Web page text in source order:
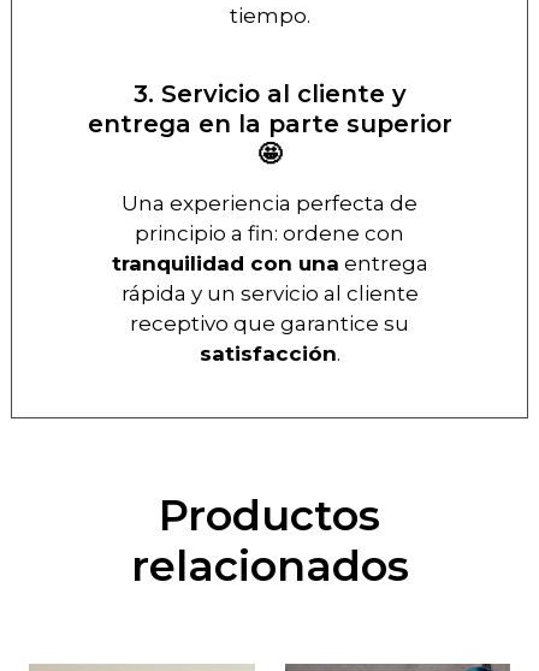
tiempo.
3. Servicio al cliente y
entrega en la parte superior
🤩
Una experiencia perfecta de
principio a fin: ordene con
tranquilidad con una entrega
rápida y un servicio al cliente
receptivo que garantice su
satisfacción.
Productos
relacionados